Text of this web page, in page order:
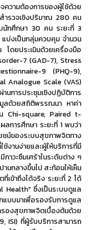
ความต้องการของผู้ใช้ด้วย
ำรวจเชิงปริมาณ 280 คน
นักศึกษา 30 คน ระยะที่ 3
บ่งเป็นกลุ่มควบคุม จำนวน
ยประเมินด้วยเครื่องมือ
7 (GAD-7), Stress
9 (PHQ-9),
Analogue Scale (VAS)
านการประชุมเชิงปฏิบัติการ
ลด้วยสถิติพรรณนา หาค่า
น Chi-square, Paired t-
การศึกษา ระยะที่ 1 พบว่า
น์ของระบบสุขภาพจิตทาง
านง่ายและผู้ให้บริการที่มี
าวะซึมเศร้าในระดับต่าง ๆ
นกลางขึ้นไป สะท้อนให้เห็น
เข้าถึงได้จริง ระยะที่ 2 ได้
Health" ซึ่งเป็นระบบดูแล
บมาเพื่อรองรับการดูแล
องสุขภาพจิตเบื้องต้นด้วย
ISI) ที่ผู้รับบริการสามารถ